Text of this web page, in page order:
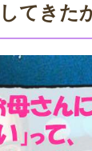
てきた